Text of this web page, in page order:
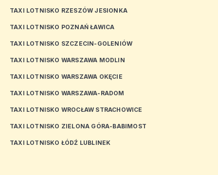
TAXI LOTNISKO RZESZÓW JESIONKA
TAXI LOTNISKO POZNAŃ ŁAWICA
TAXI LOTNISKO SZCZECIN-GOLENIÓW
TAXI LOTNISKO WARSZAWA MODLIN
TAXI LOTNISKO WARSZAWA OKĘCIE
TAXI LOTNISKO WARSZAWA-RADOM
TAXI LOTNISKO WROCŁAW STRACHOWICE
TAXI LOTNISKO ZIELONA GÓRA-BABIMOST
TAXI LOTNISKO ŁÓDŹ LUBLINEK